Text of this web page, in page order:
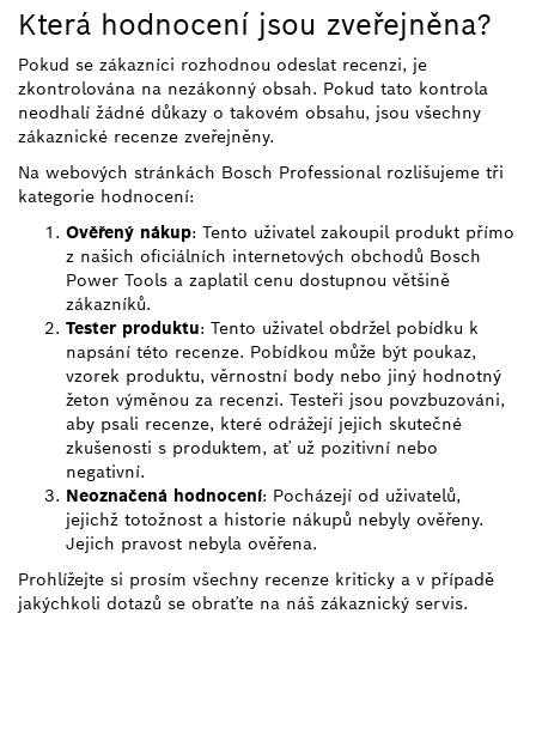
Která hodnocení jsou zveřejněna?
Pokud se zákazníci rozhodnou odeslat recenzi, je
zkontrolována na nezákonný obsah. Pokud tato kontrola
neodhalí žádné důkazy o takovém obsahu, jsou všechny
zákaznické recenze zveřejněny.
Na webových stránkách Bosch Professional rozlišujeme tři
kategorie hodnocení:
Ověřený nákup: Tento uživatel zakoupil produkt přímo
z našich oficiálních internetových obchodů Bosch
Power Tools a zaplatil cenu dostupnou většině
zákazníků.
Tester produktu: Tento uživatel obdržel pobídku k
napsání této recenze. Pobídkou může být poukaz,
vzorek produktu, věrnostní body nebo jiný hodnotný
žeton výměnou za recenzi. Testeři jsou povzbuzováni,
aby psali recenze, které odrážejí jejich skutečné
zkušenosti s produktem, ať už pozitivní nebo
negativní.
Neoznačená hodnocení: Pocházejí od uživatelů,
jejichž totožnost a historie nákupů nebyly ověřeny.
Jejich pravost nebyla ověřena.
Prohlížejte si prosím všechny recenze kriticky a v případě
jakýchkoli dotazů se obraťte na náš zákaznický servis.